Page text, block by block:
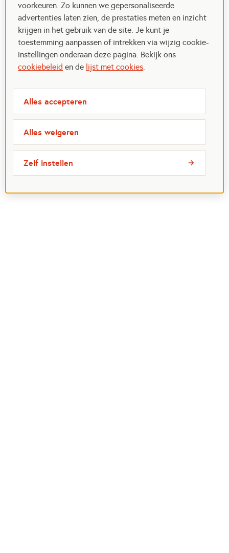
voorkeuren. Zo kunnen we gepersonaliseerde
advertenties laten zien, de prestaties meten en inzicht
krijgen in het gebruik van de site. Je kunt je
toestemming aanpassen of intrekken via wijzig cookie-
instellingen onderaan deze pagina. Bekijk ons
cookiebeleid en de lijst met cookies.
Alles accepteren
Alles weigeren
Zelf instellen